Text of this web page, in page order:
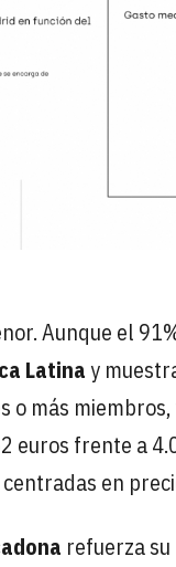
Aunque el
Latinay
o más
euros frente a
en
refuerza